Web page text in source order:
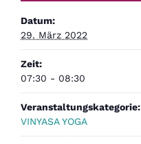
Datum:
29. März 2022
Zeit:
07:30 - 08:30
Veranstaltungskategorie:
VINYASA YOGA